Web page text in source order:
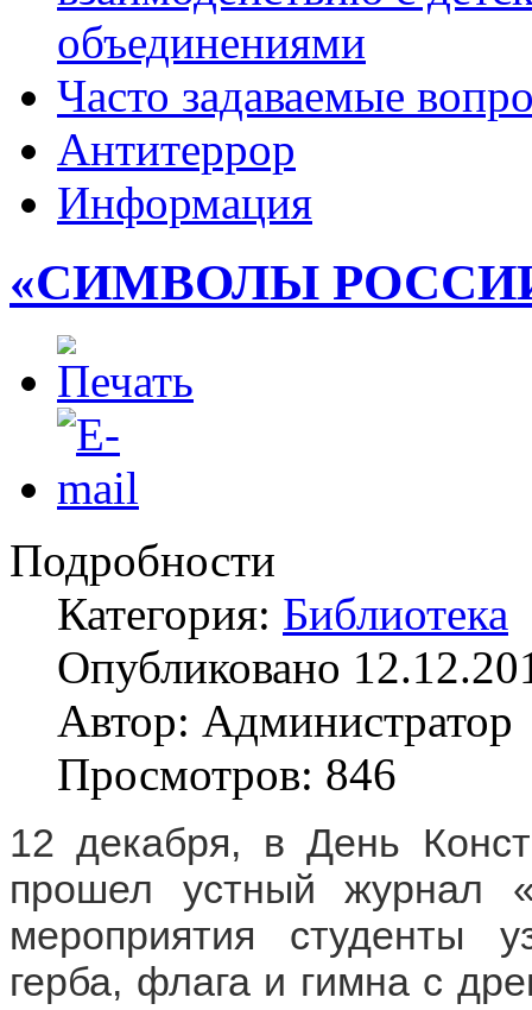
объединениями
Часто задаваемые
Антитеррор
Информация
«СИМВОЛЫ
Подробности
Категория: Библиотека
Опубликовано
Автор: Администратор
Просмотров: 846
12 декабря, в День
прошел устный
мероприятия студенты
герба, флага и гимна с